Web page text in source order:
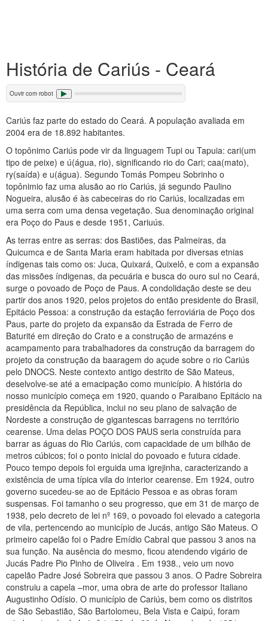
História de Cariús - Ceará
Ouvir com robot
Cariús faz parte do estado do Ceará. A população avaliada em
2004 era de 18.892 habitantes.
O topônimo Cariús pode vir da linguagem Tupi ou Tapuia: cari(um
tipo de peixe) e ú(água, rio), significando rio do Cari; caa(mato),
ry(saída) e u(água). Segundo Tomás Pompeu Sobrinho o
topônimio faz uma alusão ao rio Cariús, já segundo Paulino
Nogueira, alusão é às cabeceiras do rio Cariús, localizadas em
uma serra com uma densa vegetação. Sua denominação original
era Poço do Paus e desde 1951, Cariuús.
As terras entre as serras: dos Bastiões, das Palmeiras, da
Quicumca e de Santa Maria eram habitada por diversas etnias
índigenas tais como os: Juca, Quixará, Quixelô, e com a expansão
das missões índigenas, da pecuária e busca do ouro sul no Ceará,
surge o povoado de Poço de Paus. A condolidação deste se deu
partir dos anos 1920, pelos projetos do então presidente do Brasil,
Epitácio Pessoa: a construção da estação ferroviária de Poço dos
Paus, parte do projeto da expansão da Estrada de Ferro de
Baturité em direção do Crato e a construção de armazéns e
acampamento para trabalhadores da construção da barragem do
projeto da construção da baaragem do açude sobre o rio Cariús
pelo DNOCS. Neste contexto antigo destrito de São Mateus,
deselvolve-se até a emacipação como município. A história do
nosso município começa em 1920, quando o Paraibano Epitácio na
presidência da República, inclui no seu plano de salvação de
Nordeste a construção de gigantescas barragens no território
cearense. Uma delas POÇO DOS PAUS seria construída para
barrar as águas do Rio Cariús, com capacidade de um bilhão de
metros cúbicos; foi o ponto inicial do povoado e futura cidade.
Pouco tempo depois foi erguida uma igrejinha, caracterizando a
existência de uma típica vila do interior cearense. Em 1924, outro
governo sucedeu-se ao de Epitácio Pessoa e as obras foram
suspensas. Foi tamanho o seu progresso, que em 31 de março de
1938, pelo decreto de lei nº 169, o povoado foi elevado a categoria
de vila, pertencendo ao município de Jucás, antigo São Mateus. O
primeiro capelão foi o Padre Emídio Cabral que passou 3 anos na
sua função. Na ausência do mesmo, ficou atendendo vigário de
Jucás Padre Pio Pinho de Oliveira . Em 1938., veio um novo
capelão Padre José Sobreira que passou 3 anos. O Padre Sobreira
construiu a capela –mor, uma obra de arte do professor Italiano
Augustinho Odísio. O município de Cariús, bem como os distritos
de São Sebastião, São Bartolomeu, Bela Vista e Caipú, foram